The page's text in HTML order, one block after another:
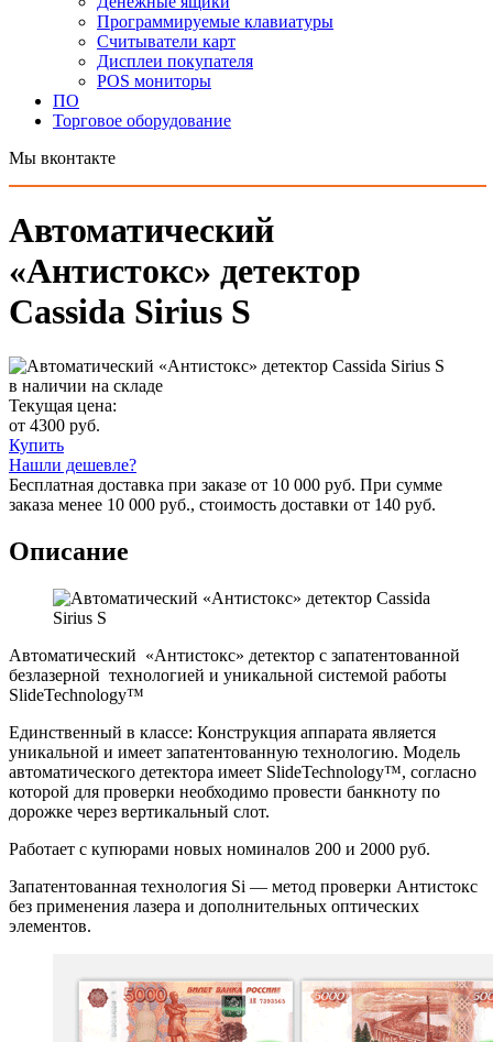
Программируемые клавиатуры
Считыватели карт
Дисплеи покупателя
POS мониторы
ПО
Торговое оборудование
Мы вконтакте
Автоматический
«Антистокс» детектор
Cassida Sirius S
в наличии на складе
Текущая цена:
от 4300 руб.
Купить
Нашли дешевле?
Бесплатная доставка при заказе от 10 000 руб. При сумме
заказа менее 10 000 руб., стоимость доставки от 140 руб.
Описание
Автоматический «Антистокс» детектор с запатентованной
безлазерной технологией и уникальной системой работы
SlideTechnology™
Единственный в классе: Конструкция аппарата является
уникальной и имеет запатентованную технологию. Модель
автоматического детектора имеет SlideTechnology™, согласно
которой для проверки необходимо провести банкноту по
дорожке через вертикальный слот.
Работает с купюрами новых номиналов 200 и 2000 руб.
Запатентованная технология Si — метод проверки Антистокс
без применения лазера и дополнительных оптических
элементов.